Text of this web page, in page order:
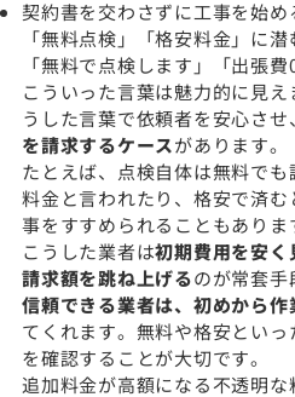
契約書を交わさずに工事を始め
「無料点検」「格安料金」に
「無料で点検します」「出張
こういった言葉は魅力的に見
うした言葉で依頼者を安心させ、
を請求するケースがあります。
たとえば、点検自体は無料で
料金と言われたり、格安で済
事をすすめられることもありま
こうした業者は初期費用を安く
請求額を跳ね上げるのが常套手
信頼できる業者は、初めから
てくれます。無料や格安とい
を確認することが大切です。
追加料金が高額になる不透明な